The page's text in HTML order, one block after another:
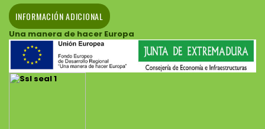
INFORMACIÓN ADICIONAL
Una manera de hacer Europa